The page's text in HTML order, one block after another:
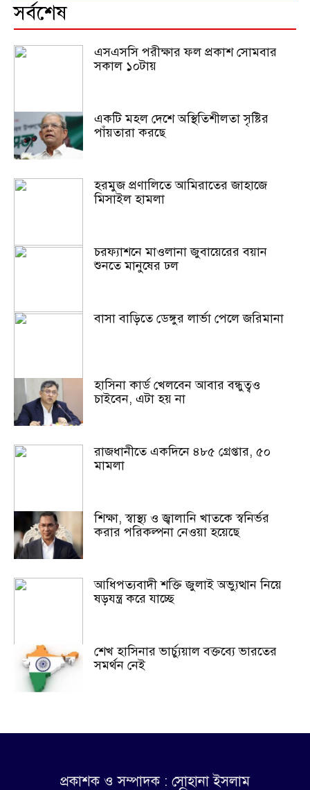
সর্বশেষ
এসএসসি পরীক্ষার ফল প্রকাশ সোমবার
সকাল ১০টায়
একটি মহল দেশে অস্থিতিশীলতা সৃষ্টির
পাঁয়তারা করছে
হরমুজ প্রণালিতে আমিরাতের জাহাজে
মিসাইল হামলা
চরফ্যাশনে মাওলানা জুবায়েরের বয়ান
শুনতে মানুষের ঢল
বাসা বাড়িতে ডেঙ্গুর লার্ভা পেলে জরিমানা
হাসিনা কার্ড খেলবেন আবার বন্ধুত্বও
চাইবেন, এটা হয় না
রাজধানীতে একদিনে ৪৮৫ গ্রেপ্তার, ৫০
মামলা
শিক্ষা, স্বাস্থ্য ও জ্বালানি খাতকে স্বনির্ভর
করার পরিকল্পনা নেওয়া হয়েছে
আধিপত্যবাদী শক্তি জুলাই অভ্যুত্থান নিয়ে
ষড়যন্ত্র করে যাচ্ছে
শেখ হাসিনার ভার্চ্যুয়াল বক্তব্যে ভারতের
সমর্থন নেই
প্রকাশক ও সম্পাদক : সোহানা ইসলাম